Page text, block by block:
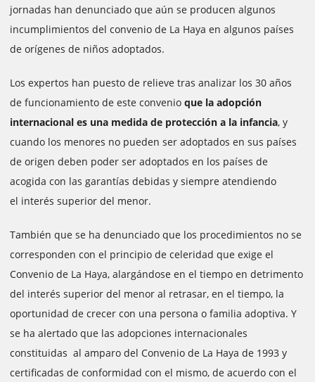
jornadas han denunciado que aún se producen algunos
incumplimientos del convenio de La Haya en algunos países
de orígenes de niños adoptados.
Los expertos han puesto de relieve tras analizar los 30 años
de funcionamiento de este convenio que la adopción
internacional es una medida de protección a la infancia, y
cuando los menores no pueden ser adoptados en sus países
de origen deben poder ser adoptados en los países de
acogida con las garantías debidas y siempre atendiendo
el interés superior del menor.
También que se ha denunciado que los procedimientos no se
corresponden con el principio de celeridad que exige el
Convenio de La Haya, alargándose en el tiempo en detrimento
del interés superior del menor al retrasar, en el tiempo, la
oportunidad de crecer con una persona o familia adoptiva. Y
se ha alertado que las adopciones internacionales
constituidas al amparo del Convenio de La Haya de 1993 y
certificadas de conformidad con el mismo, de acuerdo con el